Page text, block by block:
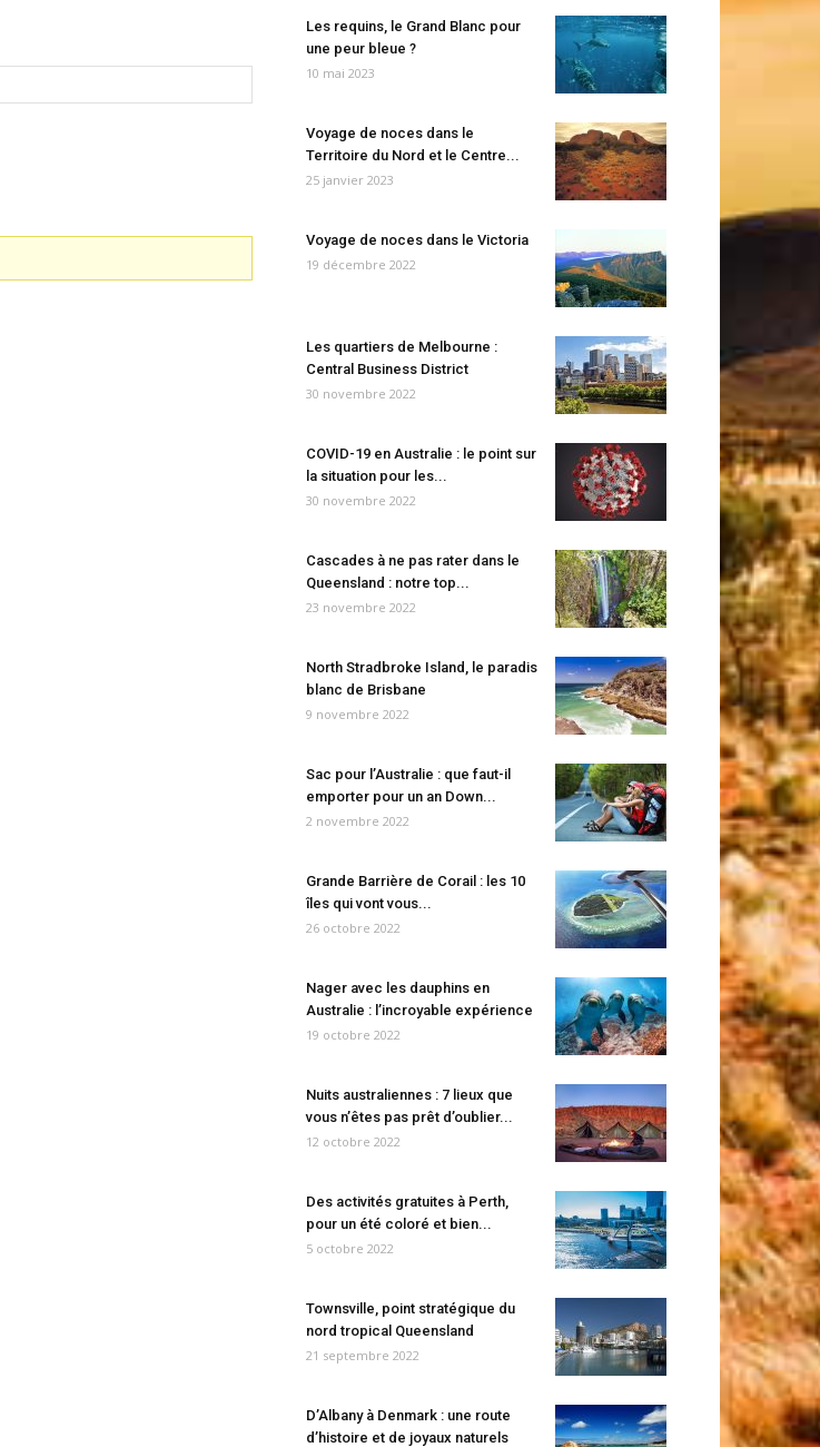
Les requins, le Grand Blanc pour
une peur bleue ?
10 mai 2023
Voyage de noces dans le
Territoire du Nord et le Centre...
25 janvier 2023
Voyage de noces dans le Victoria
19 décembre 2022
Les quartiers de Melbourne :
Central Business District
30 novembre 2022
COVID-19 en Australie : le point sur
la situation pour les...
30 novembre 2022
Cascades à ne pas rater dans le
Queensland : notre top...
23 novembre 2022
North Stradbroke Island, le paradis
blanc de Brisbane
9 novembre 2022
Sac pour l’Australie : que faut-il
emporter pour un an Down...
2 novembre 2022
Grande Barrière de Corail : les 10
îles qui vont vous...
26 octobre 2022
Nager avec les dauphins en
Australie : l’incroyable expérience
19 octobre 2022
Nuits australiennes : 7 lieux que
vous n’êtes pas prêt d’oublier...
12 octobre 2022
Des activités gratuites à Perth,
pour un été coloré et bien...
5 octobre 2022
Townsville, point stratégique du
nord tropical Queensland
21 septembre 2022
D’Albany à Denmark : une route
d’histoire et de joyaux naturels